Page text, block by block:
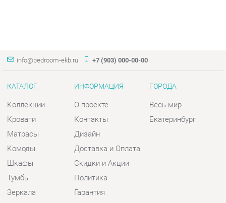
КАТАЛОГ
Матрасы
Комоды
Шкафы
Тумбы
Зеркала
Столы
Мягкая мебель
ИНФОРМАЦИЯ
Дизайн
Доставка и Оплата
Скидки и Акции
Политика
Гарантия
Помощь
ГОРОДА